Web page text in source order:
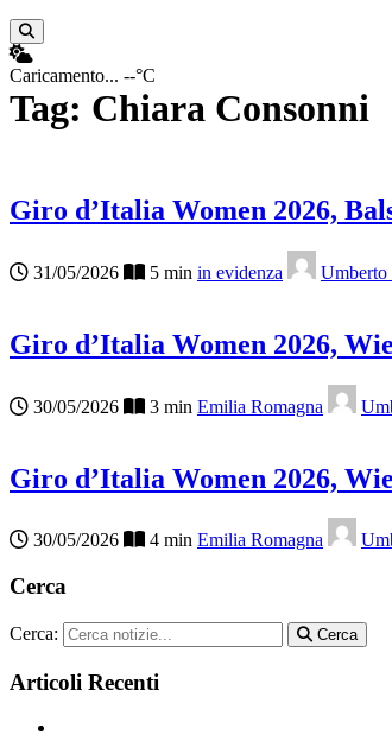
Apri ricerca
Caricamento... --°C
Tag: Chiara Consonni
Giro d’Italia Women 2026,
31/05/2026 5 min in evidenza
Giro d’Italia Women 2026,
30/05/2026 3 min Emilia Romagna
Giro d’Italia Women 2026,
30/05/2026 4 min Emilia Romagna
Cerca
Cerca: Cerca
Articoli Recenti